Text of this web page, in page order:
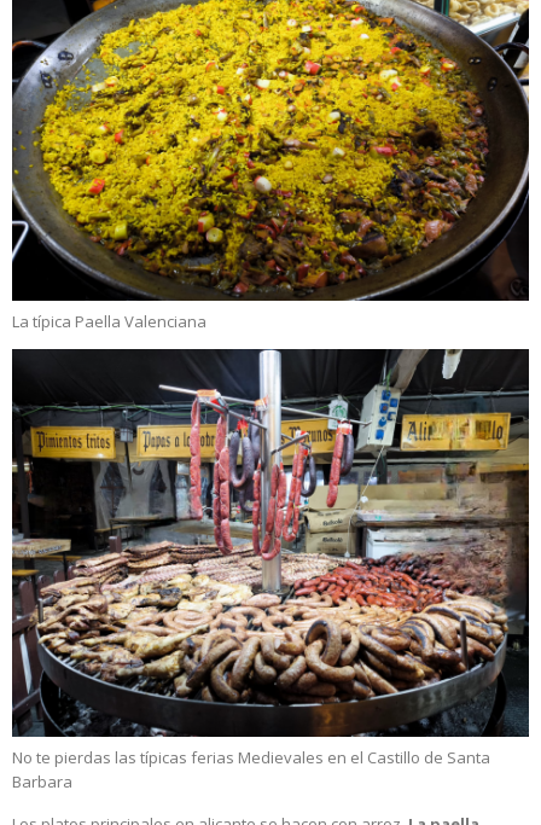
La típica Paella Valenciana
No te pierdas las típicas ferias Medievales en el Castillo de Santa
Barbara